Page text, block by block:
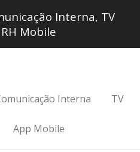
Interna, TV
Mobile
Interna TV
App Mobile